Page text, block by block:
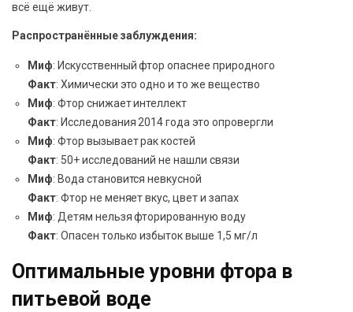
всё ещё живут.
Распространённые заблуждения:
Миф: Искусственный фтор опаснее природного
Факт: Химически это одно и то же вещество
Миф: Фтор снижает интеллект
Факт: Исследования 2014 года это опровергли
Миф: Фтор вызывает рак костей
Факт: 50+ исследований не нашли связи
Миф: Вода становится невкусной
Факт: Фтор не меняет вкус, цвет и запах
Миф: Детям нельзя фторированную воду
Факт: Опасен только избыток выше 1,5 мг/л
Оптимальные уровни фтора в
питьевой воде